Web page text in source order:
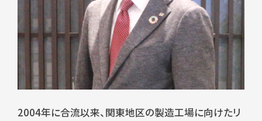
2004年に合流以来、関東地区の製造工場に向けたリ